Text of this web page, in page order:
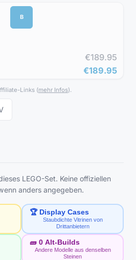
B
€189.95
€189.95
Links (mehr Infos).
LEGO-Set. Keine offiziellen
anders angegeben.
🏆 Display Cases
Staubdichte Vitrinen von
Drittanbietern
🧱 0 Alt-Builds
Andere Modelle aus denselben
Steinen